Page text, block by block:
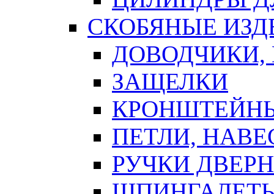
СКОБЯНЫЕ
ЗАЩЕЛКИ
ПЕТЛИ,
РУЧКИ